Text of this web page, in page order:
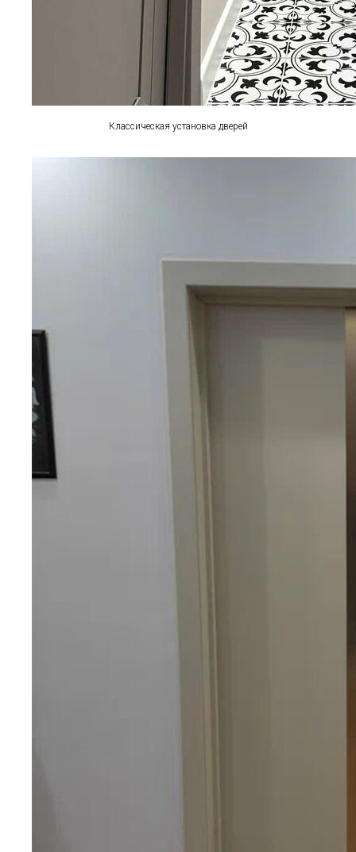
Классическая установка дверей